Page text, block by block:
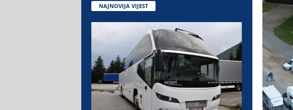
NAJNOVIJA VIJEST